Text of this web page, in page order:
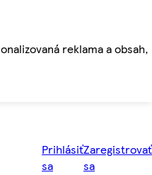
reklama a obsah,
Prihlásiť
sa
Zaregistrovať
sa